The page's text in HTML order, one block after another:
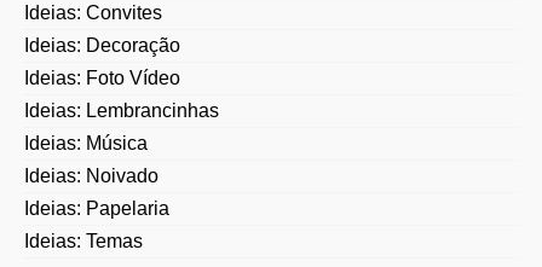
Ideias: Convites
Ideias: Decoração
Ideias: Foto Vídeo
Ideias: Lembrancinhas
Ideias: Música
Ideias: Noivado
Ideias: Papelaria
Ideias: Temas